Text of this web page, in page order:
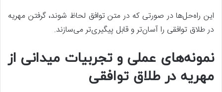
این راه‌حل‌ها در صورتی که در متن توافق لحاظ شوند، گرفتن مهریه
در طلاق توافقی را آسان‌تر و قابل پیگیری‌تر می‌سازند.
نمونه‌های عملی و تجربیات میدانی از
مهریه در طلاق توافقی